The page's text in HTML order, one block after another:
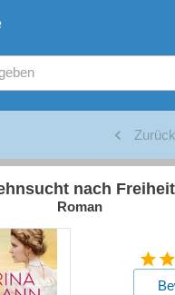
Zurück
nach Freiheit
Roman